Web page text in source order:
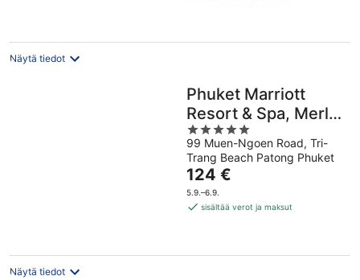
Näytä tiedot
Phuket Marriott
Resort & Spa, Merlin
Beach
5
out
of
5
99 Muen-Ngoen Road, Tri-
Trang Beach Patong Phuket
Hinta
on
124 €
124 €
5.9.–6.9.
sisältää verot ja maksut
Näytä tiedot